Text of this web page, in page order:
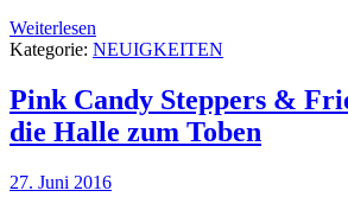
Weiterlesen
Kategorie: NEUIGKEITEN
Pink Candy Steppers &
die Halle zum Toben
27. Juni 2016